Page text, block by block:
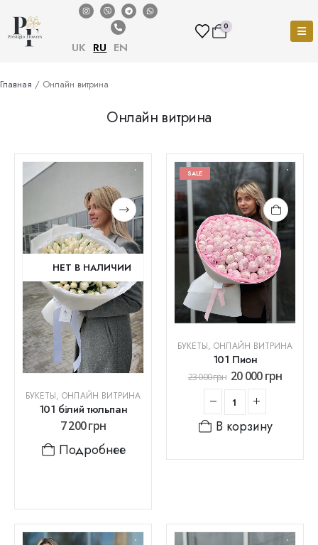
UK RU EN
0
Главная / Онлайн витрина
Онлайн витрина
НЕТ В НАЛИЧИИ
БУКЕТЫ,ОНЛАЙН ВИТРИНА
101 білий тюльпан
7 200грн
Подробнее
SALE
БУКЕТЫ,ОНЛАЙН ВИТРИНА
101 Пион
23 000грн 20 000грн
В корзину